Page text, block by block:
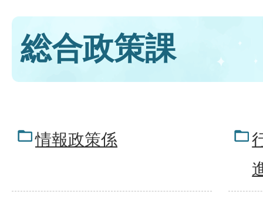
総合政策課
情報政策係